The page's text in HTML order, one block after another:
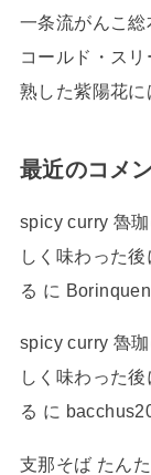
一条流がんこ
コールド・スリ
熟した紫陽花
最近のコメ
spicy curry 魯
しく味わった
る に Borinquen
spicy curry 魯
しく味わった
る に
支那そば たん